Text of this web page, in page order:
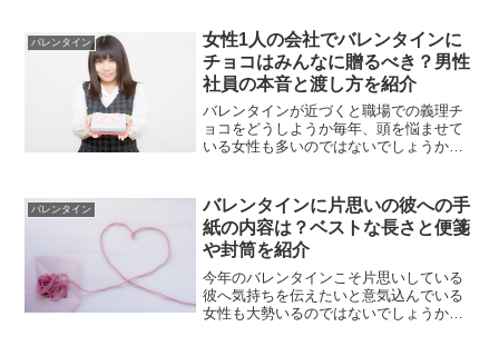
バレンタイン
女性1人の会社でバレンタインに
チョコはみんなに贈るべき？男性
社員の本音と渡し方を紹介
バレンタインが近づくと職場での義理チ
ョコをどうしようか毎年、頭を悩ませて
いる女性も多いのではないでしょうか。
かお困りではありませんか？会社で女性
が一人の場合、バレンタイ...
バレンタイン
バレンタインに片思いの彼への手
紙の内容は？ベストな長さと便箋
や封筒を紹介
今年のバレンタインこそ片思いしている
彼へ気持ちを伝えたいと意気込んでいる
女性も大勢いるのではないでしょうか？